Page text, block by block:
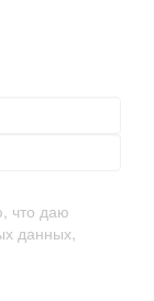
что даю
данных,